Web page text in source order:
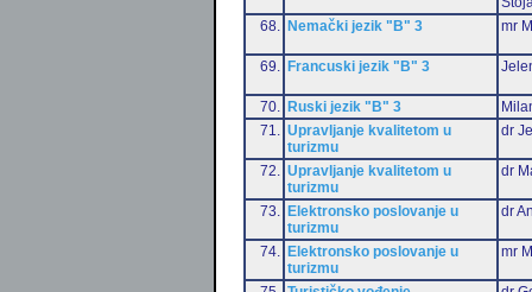
68.
Nemački jezik "B" 3 mr
69. Francuski jezik "B" 3
70. Ruski jezik "B" 3
71.
Upravljanje kvalitetom u
turizmu
dr
72.
Upravljanje kvalitetom u
turizmu
dr
73.
Elektronsko poslovanje u
turizmu
dr
74.
Elektronsko poslovanje u
turizmu
mr